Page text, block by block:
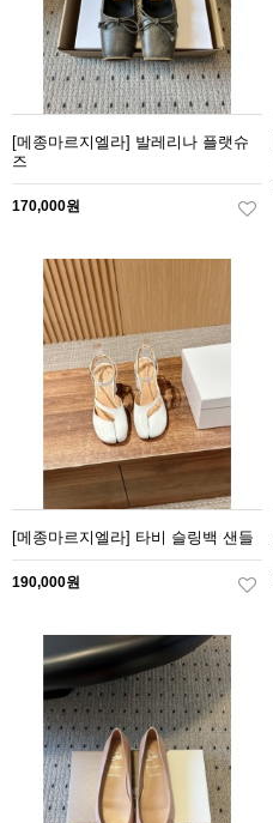
[메종마르지엘라] 발레리나 플랫슈
즈
170,000원
[메종마르지엘라] 타비 슬링백 샌들
190,000원